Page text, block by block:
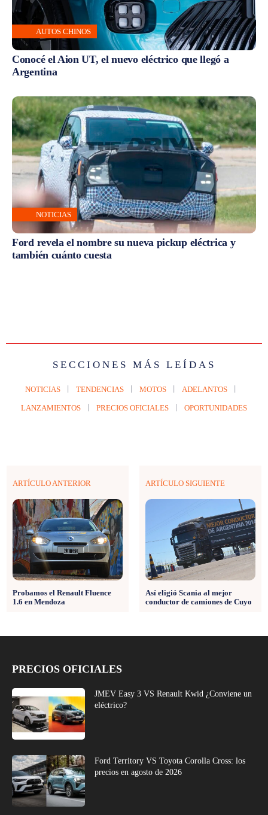
AUTOS CHINOS
Conocé el Aion UT, el nuevo eléctrico que llegó a
Argentina
NOTICIAS
Ford revela el nombre su nueva pickup eléctrica y
también cuánto cuesta
SECCIONES MÁS LEÍDAS
NOTICIAS TENDENCIAS MOTOS ADELANTOS
LANZAMIENTOS PRECIOS OFICIALES OPORTUNIDADES
ARTÍCULO ANTERIOR
Probamos el Renault Fluence
1.6 en Mendoza
ARTÍCULO SIGUIENTE
Así eligió Scania al mejor
conductor de camiones de Cuyo
PRECIOS OFICIALES
JMEV Easy 3 VS Renault Kwid ¿Conviene un
eléctrico?
Ford Territory VS Toyota Corolla Cross: los
precios en agosto de 2026